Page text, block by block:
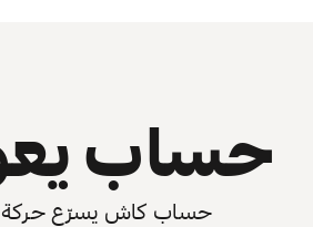
حساب
حساب كاش يسرّع حركة